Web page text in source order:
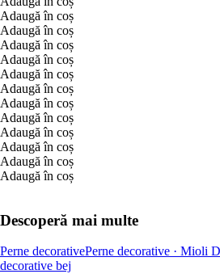
Adaugă în coș
Adaugă în coș
Adaugă în coș
Adaugă în coș
Adaugă în coș
Adaugă în coș
Adaugă în coș
Adaugă în coș
Adaugă în coș
Adaugă în coș
Adaugă în coș
Adaugă în coș
Descoperă mai multe
Perne decorativePerne decorative · Mioli
decorative bej